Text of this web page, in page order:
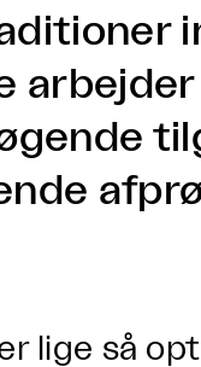
arbejder
lige så